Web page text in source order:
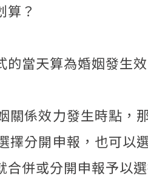
算？
當天算為婚姻發生效
關係效力發生時點，
擇分開申報，也可以
併或分開申報予以選